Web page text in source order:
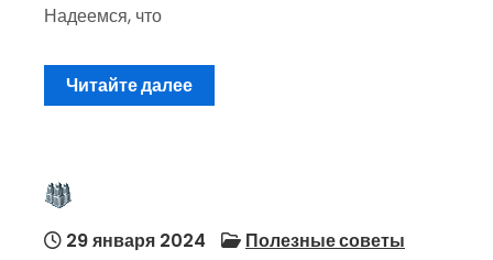
Надеемся, что
Читайте далее
29 января 2024 Полезные советы